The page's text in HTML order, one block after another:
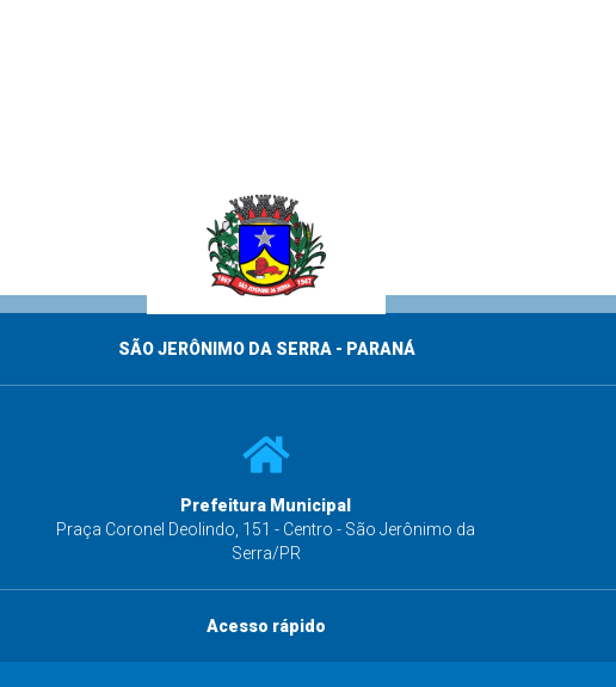
SÃO JERÔNIMO DA SERRA - PARANÁ
Prefeitura Municipal
Praça Coronel Deolindo, 151 - Centro - São Jerônimo da
Serra/PR
Acesso rápido